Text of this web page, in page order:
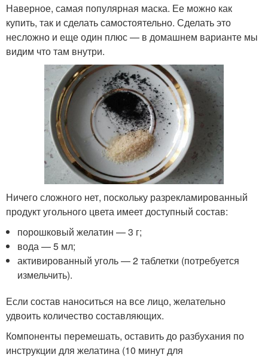
Наверное, самая популярная маска. Ее можно как
купить, так и сделать самостоятельно. Сделать это
несложно и еще один плюс — в домашнем варианте мы
видим что там внутри.
Ничего сложного нет, поскольку разрекламированный
продукт угольного цвета имеет доступный состав:
порошковый желатин — 3 г;
вода — 5 мл;
активированный уголь — 2 таблетки (потребуется
измельчить).
Если состав наноситься на все лицо, желательно
удвоить количество составляющих.
Компоненты перемешать, оставить до разбухания по
инструкции для желатина (10 минут для